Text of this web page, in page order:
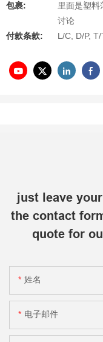
包裹:
里面是塑料
讨论
付款条款:
L/C, D/P,
just leave
the contact
quote for
姓名
电子邮件